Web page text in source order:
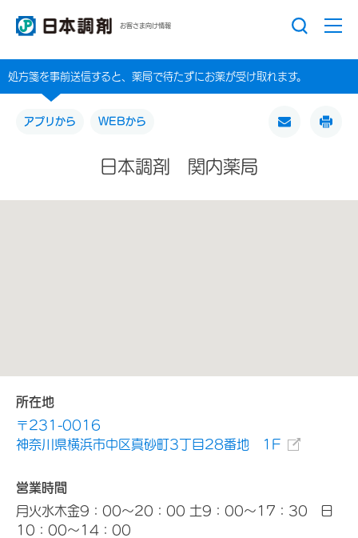
お客さま向け情報
処方箋を事前送信すると、薬局で待たずにお薬が受け取れます。
アプリから WEBから
日本調剤 関内薬局
所在地
〒231-0016
神奈川県横浜市中区真砂町3丁目28番地 1F
営業時間
月火水木金9：00～20：00 土9：00～17：30 日
10：00～14：00